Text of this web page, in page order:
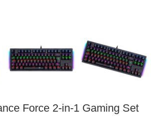
Force 2-in-1 Gaming Set